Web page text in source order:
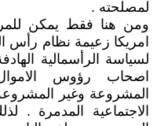
لمصلحته .
ومن هنا فقط يمكن
امريكا زعيمة نظام رأس
لسياسة الرأسمالية
اصحاب رؤوس
المشروعة وغير
الاجتماعية المدمرة .